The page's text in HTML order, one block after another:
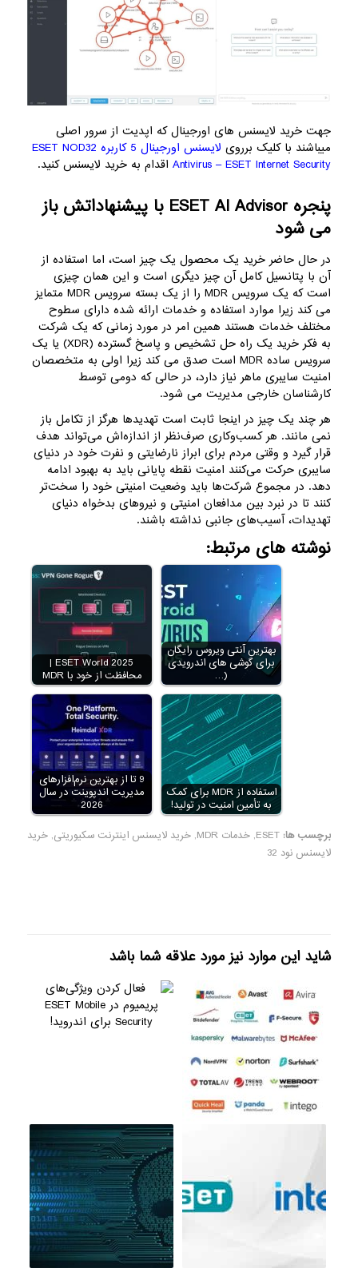
جهت خرید لایسنس های اورجینال که اپدیت از سرور اصلی
میباشند با کلیک برروی
لایسنس اورجینال 5 کاربره ESET NOD32
Antivirus – ESET Internet Securityاقدام به خرید لایسنس کنید.
پنجره ESET AI Advisor با پیشنهاداتش باز
می شود
در حال حاضر خرید یک محصول یک چیز است، اما استفاده از
آن با پتانسیل کامل آن چیز دیگری است و این همان چیزی
است که یک سرویس MDR را از یک بسته سرویس MDR متمایز
می کند زیرا موارد استفاده و خدمات ارائه شده دارای سطوح
مختلف خدمات هستند همین امر در مورد زمانی که یک شرکت
به فکر خرید یک راه حل تشخیص و پاسخ گسترده (XDR) یا یک
سرویس ساده MDR است صدق می کند زیرا اولی به متخصصان
امنیت سایبری ماهر نیاز دارد، در حالی که دومی توسط
کارشناسان خارجی مدیریت می شود.
هر چند یک چیز در اینجا ثابت است تهدیدها هرگز از تکامل باز
نمی مانند. هر کسب‌وکاری صرف‌نظر از اندازه‌اش می‌تواند هدف
قرار گیرد و وقتی مردم برای ابراز نارضایتی و نفرت خود در دنیای
سایبری حرکت می‌کنند امنیت نقطه پایانی باید به بهبود ادامه
دهد. در مجموع شرکت‌ها باید وضعیت امنیتی خود را سخت‌تر
کنند تا در نبرد بین مدافعان امنیتی و نیروهای بدخواه دنیای
تهدیدات، آسیب‌های جانبی نداشته باشند.
نوشته های مرتبط:
ESET World 2025 |
محافظت از خود با MDR
بهترین آنتی ویروس رایگان
برای گوشی های اندرویدی
(…
9 تا از بهترین نرم‌افزارهای
مدیریت اندپوینت در سال
2026
استفاده از MDR برای کمک
به تأمین امنیت در تولید!
برچسب ها: ESET
, خدمات MDR , خرید لایسنس اینترنت سکیوریتی, خرید
لایسنس نود 32
شاید این موارد نیز مورد علاقه شما باشد